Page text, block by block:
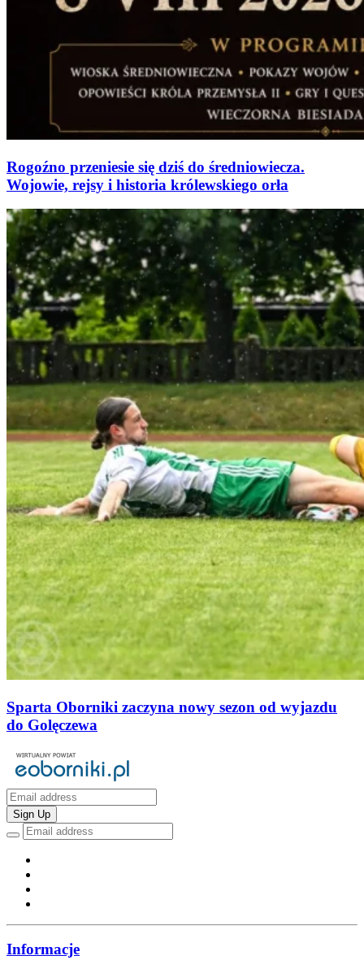
Rogoźno przeniesie się dziś do średniowiecza.
Wojowie, rejsy i historia królewskiego orła
Sparta Oborniki zaczyna nowy sezon od wyjazdu
do Golęczewa
Sign Up
Informacje